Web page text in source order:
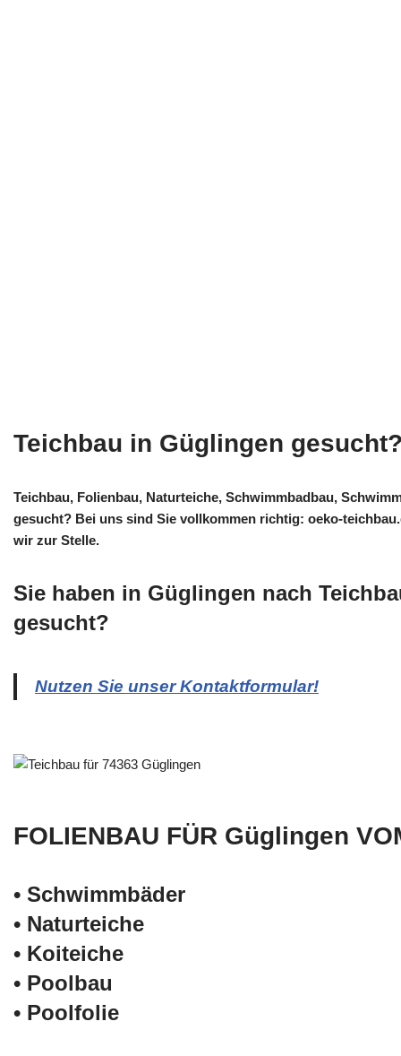
Teichbau in Güglingen
Teichbau, Folienbau, Naturteiche, Schwimmbadbau,
gesucht? Bei uns sind Sie vollkommen richtig: oeko-
wir zur Stelle.
Sie haben in Güglingen nach
gesucht?
Nutzen Sie unser Kontaktformular!
FOLIENBAU FÜR Güglingen
• Schwimm­bäder
• Naturteiche
• Koiteiche
• Poolbau
• Poolfolie